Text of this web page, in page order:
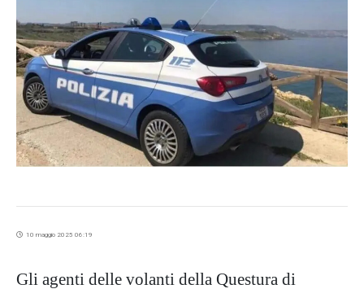
10 maggio 2025 06:19
Gli agenti delle volanti della Questura di